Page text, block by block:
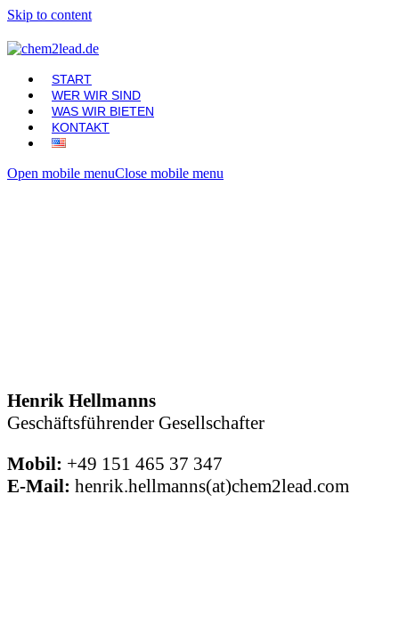
Skip to content
START
WER WIR SIND
WAS WIR BIETEN
KONTAKT
Open mobile menuClose mobile menu
Henrik Hellmanns
Geschäftsführender Gesellschafter
Mobil: +49 151 465 37 347
E-Mail: henrik.hellmanns(at)chem2lead.com